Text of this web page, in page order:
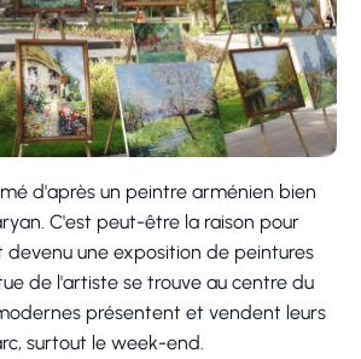
d'après un peintre arménien bien
C'est peut-être la raison pour
devenu une exposition de peintures
de l'artiste se trouve au centre du
présentent et vendent leurs
surtout le week-end.